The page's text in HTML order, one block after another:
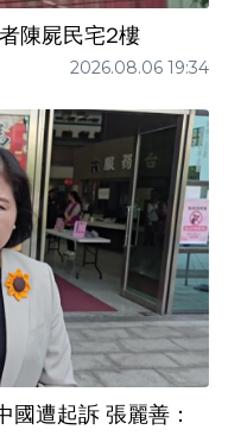
陳屍民宅2樓
2026.08.06 19:34
國遭起訴 張麗善：